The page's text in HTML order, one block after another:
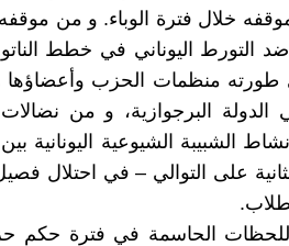
خلال فترة الوباء. و من
ضد التورط اليوناني في خطط
طورته منظمات الحزب
الدولة البرجوازية، و من
الشبيبة الشيوعية اليونانية
على التوالي – في احتلال